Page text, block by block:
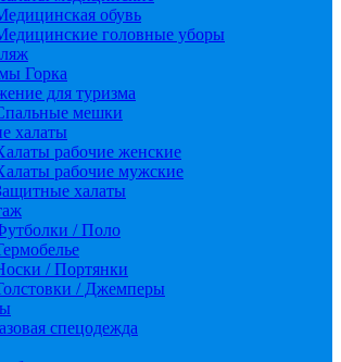
обувь
головные уборы
Горка
для туризма
мешки
халаты
рабочие женские
рабочие мужские
халаты
/ Поло
/ Портянки
/ Джемперы
спецодежда